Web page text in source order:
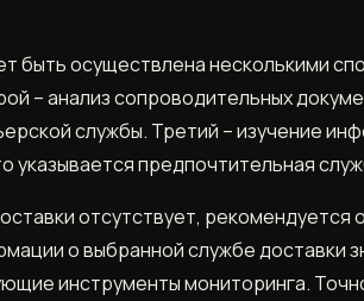
быть осуществлена несколькими
– анализ сопроводительных
службы. Третий – изучение
указывается предпочтительная
отсутствует,
о выбранной службе доставки
инструменты мониторинга.